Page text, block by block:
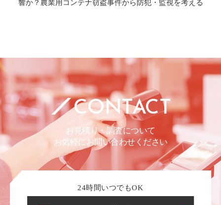
響か？農業用コンテナ窃盗事件から防犯・監視を考える
CONTACT
お見積り・調査について
お気軽にお問い合わせください
24時間いつでもOK